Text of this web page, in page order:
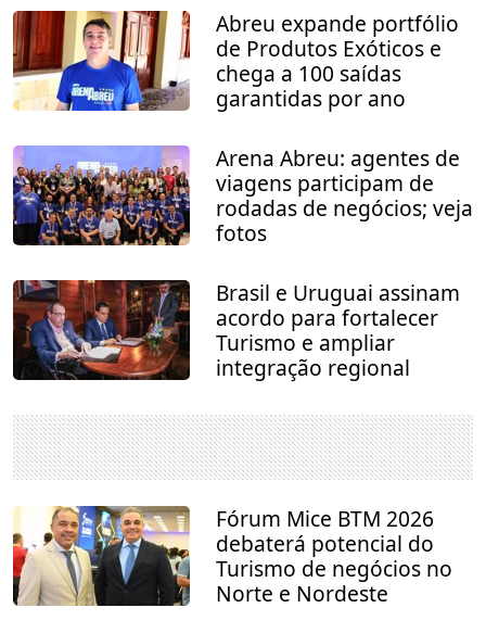
Abreu expande portfólio
de Produtos Exóticos e
chega a 100 saídas
garantidas por ano
Arena Abreu: agentes de
viagens participam de
rodadas de negócios; veja
fotos
Brasil e Uruguai assinam
acordo para fortalecer
Turismo e ampliar
integração regional
Fórum Mice BTM 2026
debaterá potencial do
Turismo de negócios no
Norte e Nordeste